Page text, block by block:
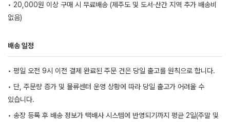
• 20,000원 이상 구매 시 무료배송 (제주도 및 도서·산간 지역 추가 배송비
없음)
배송 일정
• 평일 오전 9시 이전 결제 완료된 주문 건은 당일 출고를 원칙으로 합니다.
• 단, 주문량 증가 및 물류센터 운영 상황에 따라 당일 출고가 어려울 수
있습니다.
• 송장 등록 후 배송 정보가 택배사 시스템에 반영되기까지 평균 2일(주말 및